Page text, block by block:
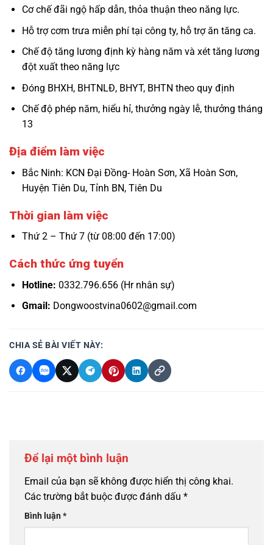
Cơ chế đãi ngộ hấp dẫn, thỏa thuận theo năng lực.
Hỗ trợ cơm trưa miễn phí tại công ty, hỗ trợ ăn tăng ca.
Chế độ tăng lương định kỳ hàng năm và xét tăng lương
đột xuất theo năng lực
Đóng BHXH, BHTNLĐ, BHYT, BHTN theo quy định
Chế độ phép năm, hiểu hỉ, thưởng ngày lễ, thưởng tháng
13
Địa điểm làm việc
Bắc Ninh: KCN Đại Đồng- Hoàn Sơn, Xã Hoàn Sơn,
Huyện Tiên Du, Tỉnh BN, Tiên Du
Thời gian làm việc
Thứ 2 – Thứ 7 (từ 08:00 đến 17:00)
Cách thức ứng tuyển
Hotline: 0332.796.656 (Hr nhân sự)
Gmail: Dongwoostvina0602@gmail.com
CHIA SẺ BÀI VIẾT NÀY:
Để lại một bình luận
Email của bạn sẽ không được hiển thị công khai.
Các trường bắt buộc được đánh dấu *
Bình luận*